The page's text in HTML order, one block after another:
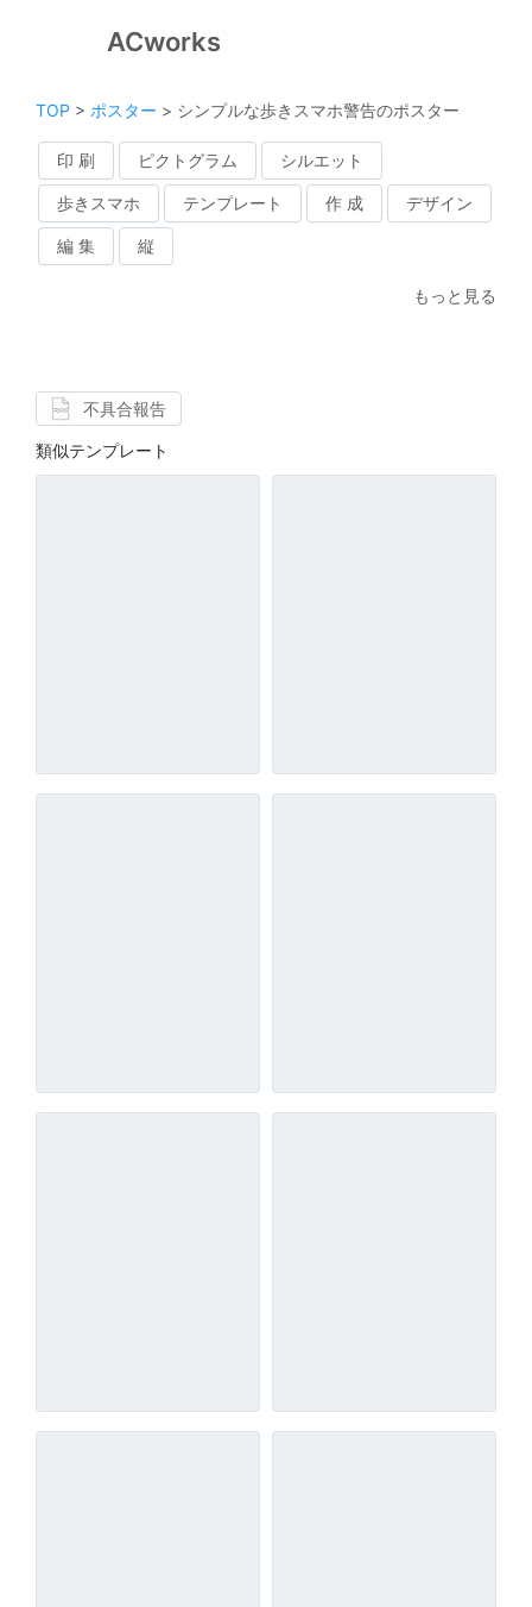
ACworks
TOP > ポスター > シンプルな歩きスマホ警告のポスター
印 刷 ピクトグラム シルエット
歩きスマホ テンプレート 作 成 デザイン
編 集 縦
もっと見る
不具合報告
類似テンプレート